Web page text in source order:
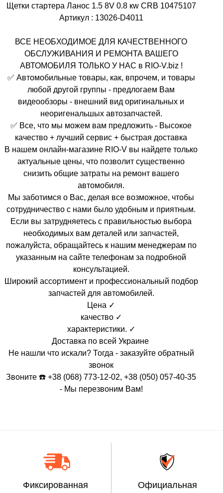
Щетки стартера Ланос 1.5 8V 0.8 кw CRB 10475107
Артикул : 13026-D4011
ВСЕ НЕОБХОДИМОЕ ДЛЯ КАЧЕСТВЕННОГО
ОБСЛУЖИВАНИЯ И РЕМОНТА ВАШЕГО
АВТОМОБИЛЯ ТОЛЬКО У НАС в RIO-V.biz !
✅ Автомобильные товары, как, впрочем, и товары
любой другой группы - предлогаем Вам
видеообзоры - внешний вид оригинальных и
неоригенальшых автозапчастей.
✅ Все, что мы можем вам предложить - Высокое
качество + лучший сервис + быстрая доставка
В нашем онлайн-магазине RIO-V вы найдете только
актуальные цены, что позволит существенно
снизить общие затраты на ремонт вашего
автомобиля.
Мы заботимся о Вас, делая все возможное, чтобы
сотрудничество с нами было удобным и приятным.
Если вы затрудняетесь с правильностью выбора
необходимых вам деталей или запчастей,
пожалуйста, обращайтесь к нашим менеджерам по
указанным на сайте телефонам за подробной
консультацией.
Широкий ассортимент и профессиональный подбор
запчастей для автомобилей.
Цена ✓
качество ✓
характеристики. ✓
Доставка по всей Украине
Не нашли что искали? Тогда - заказуйте обратный
звонок
Звоните ☎️ +38 (068) 773-12-02, +38 (050) 057-40-35
- Мы перезвоним Вам!
Фиксированная
Официальная